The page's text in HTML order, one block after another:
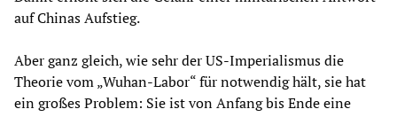
auf Chinas Aufstieg.
Aber ganz gleich, wie sehr der US-Imperialismus die
Theorie vom „Wuhan-Labor“ für notwendig hält, sie hat
ein großes Problem: Sie ist von Anfang bis Ende eine